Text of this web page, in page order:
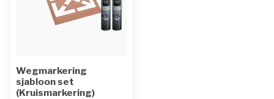
Wegmarkering
sjabloon set
(Kruismarkering)